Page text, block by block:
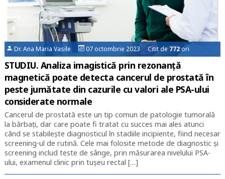
Dr. Ana Maria Vasile 07 octombrie 2023 Citit de 772ori
STUDIU. Analiza imagistică prin rezonanță
magnetică poate detecta cancerul de prostată în
peste jumătate din cazurile cu valori ale PSA-ului
considerate normale
Cancerul de prostată este un tip comun de patologie tumorală
la bărbați, dar care poate fi tratat cu succes mai ales atunci
când se stabilește diagnosticul în stadiile incipiente, fiind necesar
screening-ul de rutină. Cele mai folosite metode de diagnostic și
screening includ teste de sânge, prin măsurarea nivelului PSA-
ului, examenul clinic prin tușeu rectal […]